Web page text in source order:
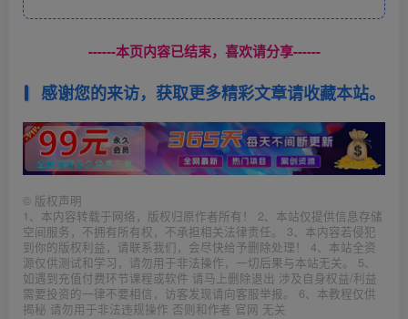
------本页内容已结束，喜欢请分享------
感谢您的来访，获取更多精彩文章请收藏本站。
© 版权声明
1、本内容转载于网络，版权归原作者所有！ 2、本站仅提供信息存储
空间服务，不拥有所有权，不承担相关法律责任。 3、本内容若侵犯
到你的版权利益，请联系我们，会尽快给予删除处理！ 4、本站全资
源仅供测试和学习，请勿用于非法操作，一切后果与本站无关。 5、
如遇到充值付费环节课程或软件 请马上删除退出 涉及自身权益/利益
需要投资的一律不要相信，访客发现请向客服举报。 6、本教程仅供
揭秘 请勿用于非法违规操作 否则和作者 官网 无关